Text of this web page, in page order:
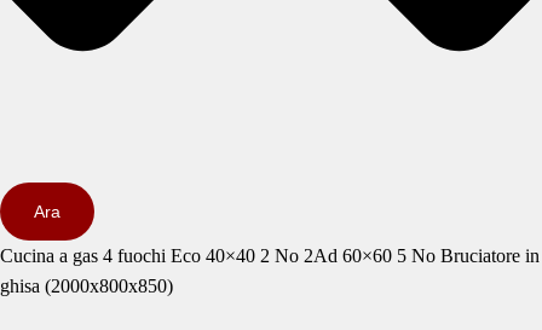
Ara
Cucina a gas 4 fuochi Eco 40×40 2 No 2Ad 60×60 5 No Bruciatore in
ghisa (2000x800x850)